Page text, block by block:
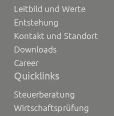
Leitbild und Werte
Entstehung
Kontakt und Standort
Downloads
Career
Quicklinks
Steuerberatung
Wirtschaftsprüfung